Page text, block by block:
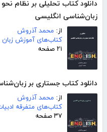
دانلود کتاب تحلیلی بر نظام
زبان‌شناسی انگلیسی
از: محمد آذروش
کتاب‌های آموزش زبان
۲۱ صفحه
دانلود کتاب جستاری بر
از: محمد آذروش
کتاب‌های متفرقه
۳۷ صفحه